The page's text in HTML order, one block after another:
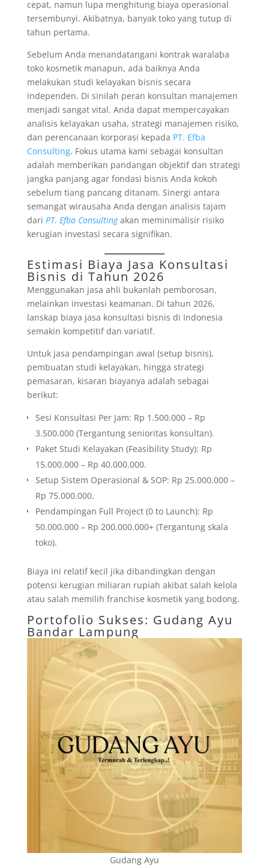
cepat, namun lupa menghitung biaya operasional
tersembunyi. Akibatnya, banyak toko yang tutup di
tahun pertama.
Sebelum Anda menandatangani kontrak waralaba
toko kosmetik manapun, ada baiknya Anda
melakukan studi kelayakan bisnis secara
independen. Di sinilah peran konsultan manajemen
menjadi sangat vital. Anda dapat mempercayakan
analisis kelayakan usaha, strategi manajemen risiko,
dan perencanaan korporasi kepada PT. Efba
Consulting. Fokus utama kami sebagai konsultan
adalah memberikan pandangan objektif dan strategi
jangka panjang agar fondasi bisnis Anda kokoh
sebelum tiang pancang ditanam. Sinergi antara
semangat wirausaha Anda dengan analisis tajam
dari PT. Efba Consultingakan meminimalisir risiko
kerugian investasi secara signifikan.
Estimasi Biaya Jasa Konsultasi
Bisnis di Tahun 2026
Menggunakan jasa ahli bukanlah pemborosan,
melainkan investasi keamanan. Di tahun 2026,
lanskap biaya jasa konsultasi bisnis di Indonesia
semakin kompetitif dan variatif.
Untuk jasa pendampingan awal (setup bisnis),
pembuatan studi kelayakan, hingga strategi
pemasaran, kisaran biayanya adalah sebagai
berikut:
Sesi Konsultasi Per Jam: Rp 1.500.000 – Rp
3.500.000 (Tergantung senioritas konsultan).
Paket Studi Kelayakan (Feasibility Study): Rp
15.000.000 – Rp 40.000.000.
Setup Sistem Operasional & SOP: Rp 25.000.000 –
Rp 75.000.000.
Pendampingan Full Project (0 to Launch): Rp
50.000.000 – Rp 200.000.000+ (Tergantung skala
toko).
Biaya ini relatif kecil jika dibandingkan dengan
potensi kerugian miliaran rupiah akibat salah kelola
atau salah memilih franchise kosmetik yang bodong.
Portofolio Sukses: Gudang Ayu
Bandar Lampung
Gudang Ayu